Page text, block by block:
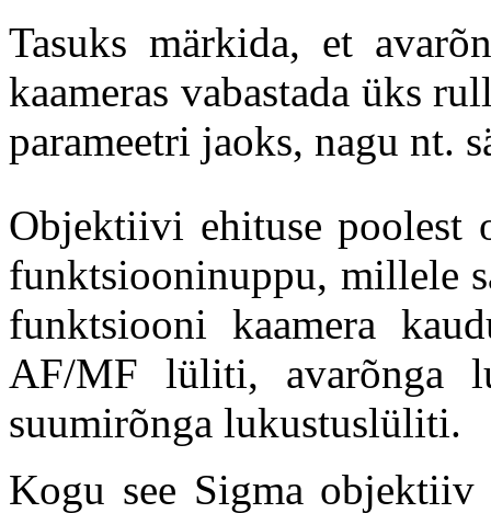
Tasuks märkida, et
kaameras vabastada üks
parameetri jaoks, nagu nt.
Objektiivi ehituse poolest
funktsiooninuppu, millele
funktsiooni kaamera
AF/MF lüliti, avarõnga
suumirõnga lukustuslüliti.
Kogu see Sigma